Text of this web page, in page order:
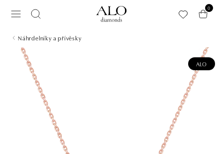
0
Náhrdelníky a přívěsky
ALO